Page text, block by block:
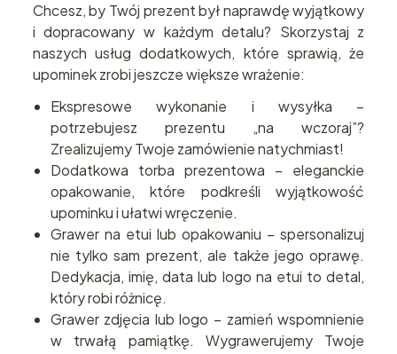
Chcesz, by Twój prezent był naprawdę wyjątkowy
i dopracowany w każdym detalu? Skorzystaj z
naszych usług dodatkowych, które sprawią, że
upominek zrobi jeszcze większe wrażenie:
Ekspresowe wykonanie i wysyłka –
potrzebujesz prezentu „na wczoraj”?
Zrealizujemy Twoje zamówienie natychmiast!
Dodatkowa torba prezentowa – eleganckie
opakowanie, które podkreśli wyjątkowość
upominku i ułatwi wręczenie.
Grawer na etui lub opakowaniu – spersonalizuj
nie tylko sam prezent, ale także jego oprawę.
Dedykacja, imię, data lub logo na etui to detal,
który robi różnicę.
Grawer zdjęcia lub logo – zamień wspomnienie
w trwałą pamiątkę. Wygrawerujemy Twoje